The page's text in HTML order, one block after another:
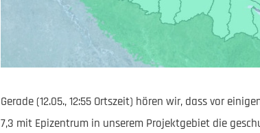
Gerade (12.05., 12:55 Ortszeit) hören wir, dass vor
7,3 mit Epizentrum in unserem Projektgebiet die